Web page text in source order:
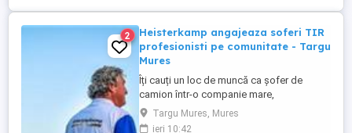
2
Heisterkamp angajeaza soferi TIR
profesionisti pe comunitate - Targu
Mures
Îți cauți un loc de muncă ca șofer de
camion într-o companie mare,
internațională și stabilă? Atunci vino în
echipa Heisterkamp! Angajăm șoferi cu
Targu Mures, Mures
ieri 10:42